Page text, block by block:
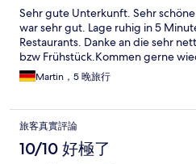
Sehr gute Unterkunft. Sehr
war sehr gut. Lage ruhig in 5
Restaurants. Danke an die sehr
bzw Frühstück.Kommen gerne
Martin，5 晚旅行
旅客真實評論
10/10 好極了